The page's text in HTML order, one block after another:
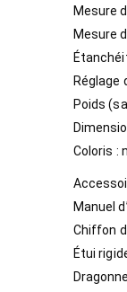
Mesure
Mesure
Réglage
Poids
Coloris :
Manuel
Chiffon
Étui
Dragonne